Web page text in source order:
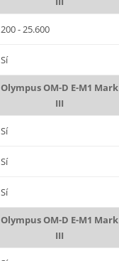
200 - 25.600
Sí
Olympus OM-D E-M1 Mark
III
Sí
Sí
Sí
Olympus OM-D E-M1 Mark
III